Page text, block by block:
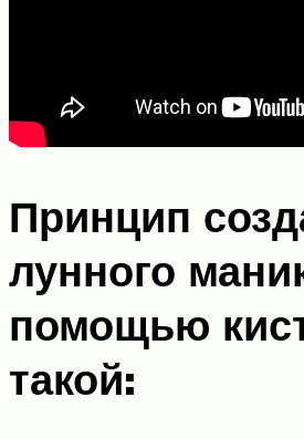
Принцип
лунного
помощью
такой: